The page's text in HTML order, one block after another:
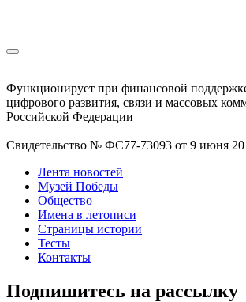
Функционирует при финансовой
цифрового развития, связи и массовых
Российской Федерации
Свидетельство № ФС77-73093 от 9 июня
Лента новостей
Музей Победы
Общество
Имена в летописи
Страницы истории
Тесты
Контакты
Подпишитесь на рассылку